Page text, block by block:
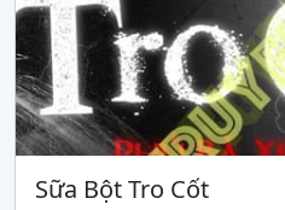
Sữa Bột Tro Cốt